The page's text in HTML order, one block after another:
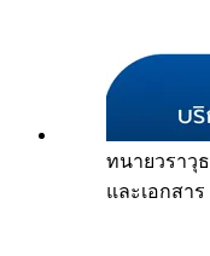
ทนายวราวุธ
และเอกสาร